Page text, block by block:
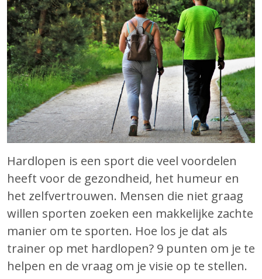
Hardlopen is een sport die veel voordelen
heeft voor de gezondheid, het humeur en
het zelfvertrouwen. Mensen die niet graag
willen sporten zoeken een makkelijke zachte
manier om te sporten. Hoe los je dat als
trainer op met hardlopen? 9 punten om je te
helpen en de vraag om je visie op te stellen.